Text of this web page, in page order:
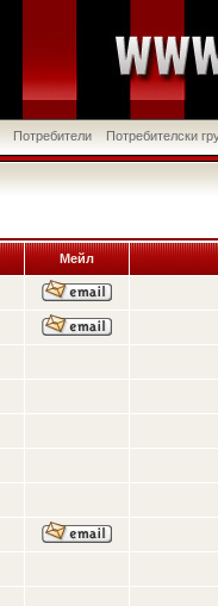
Потребители Потребителски
Мейл